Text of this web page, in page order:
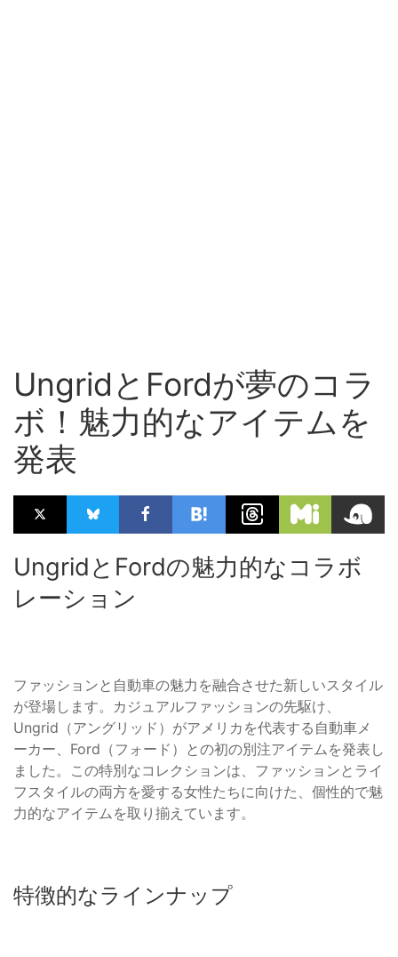
UngridとFordが夢のコラ
ボ！魅力的なアイテムを
発表
UngridとFordの魅力的なコラボ
レーション
ファッションと自動車の魅力を融合させた新しいスタイル
が登場します。カジュアルファッションの先駆け、
Ungrid（アングリッド）がアメリカを代表する自動車メ
ーカー、Ford（フォード）との初の別注アイテムを発表し
ました。この特別なコレクションは、ファッションとライ
フスタイルの両方を愛する女性たちに向けた、個性的で魅
力的なアイテムを取り揃えています。
特徴的なラインナップ